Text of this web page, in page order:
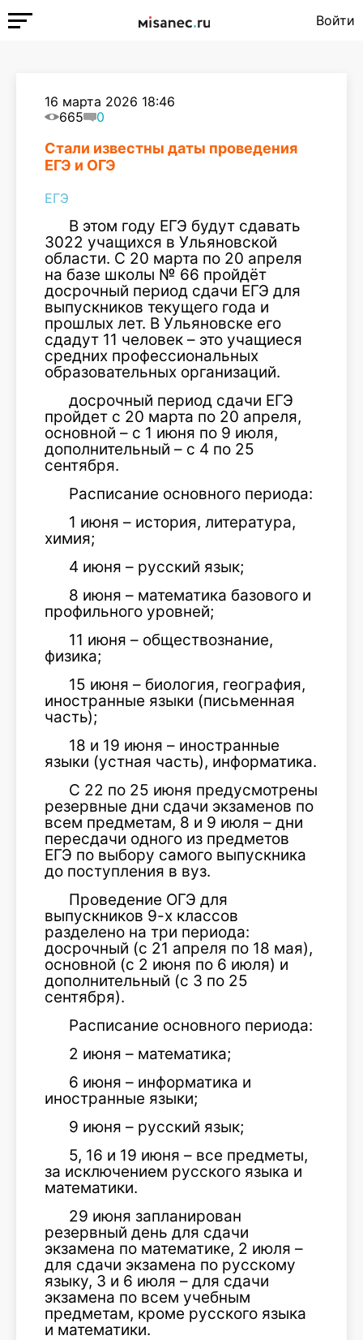
Войти
16 марта 2026 18:46
665
0
Стали известны даты проведения
ЕГЭ и ОГЭ
ЕГЭ
В этом году ЕГЭ будут сдавать
3022 учащихся в Ульяновской
области. С 20 марта по 20 апреля
на базе школы № 66 пройдёт
досрочный период сдачи ЕГЭ для
выпускников текущего года и
прошлых лет. В Ульяновске его
сдадут 11 человек – это учащиеся
средних профессиональных
образовательных организаций.
досрочный период сдачи ЕГЭ
пройдет с 20 марта по 20 апреля,
основной – с 1 июня по 9 июля,
дополнительный – с 4 по 25
сентября.
Расписание основного периода:
1 июня – история, литература,
химия;
4 июня – русский язык;
8 июня – математика базового и
профильного уровней;
11 июня – обществознание,
физика;
15 июня – биология, география,
иностранные языки (письменная
часть);
18 и 19 июня – иностранные
языки (устная часть), информатика.
С 22 по 25 июня предусмотрены
резервные дни сдачи экзаменов по
всем предметам, 8 и 9 июля – дни
пересдачи одного из предметов
ЕГЭ по выбору самого выпускника
до поступления в вуз.
Проведение ОГЭ для
выпускников 9-х классов
разделено на три периода:
досрочный (с 21 апреля по 18 мая),
основной (с 2 июня по 6 июля) и
дополнительный (с 3 по 25
сентября).
Расписание основного периода:
2 июня – математика;
6 июня – информатика и
иностранные языки;
9 июня – русский язык;
5, 16 и 19 июня – все предметы,
за исключением русского языка и
математики.
29 июня запланирован
резервный день для сдачи
экзамена по математике, 2 июля –
для сдачи экзамена по русскому
языку, 3 и 6 июля – для сдачи
экзамена по всем учебным
предметам, кроме русского языка
и математики.